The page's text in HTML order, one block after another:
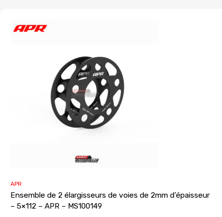
APR
Ensemble de 2 élargisseurs de voies de 2mm d’épaisseur
– 5×112 – APR – MS100149